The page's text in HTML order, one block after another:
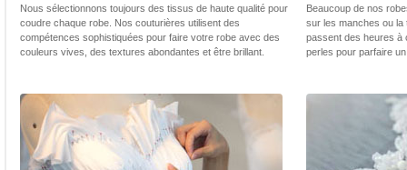
Nous sélectionnons toujours des tissus de haute qualité pour
coudre chaque robe. Nos couturières utilisent des
compétences sophistiquées pour faire votre robe avec des
couleurs vives, des textures abondantes et être brillant.
Beaucoup de nos
sur les manches ou la
passent des heures à
perles pour parfaire